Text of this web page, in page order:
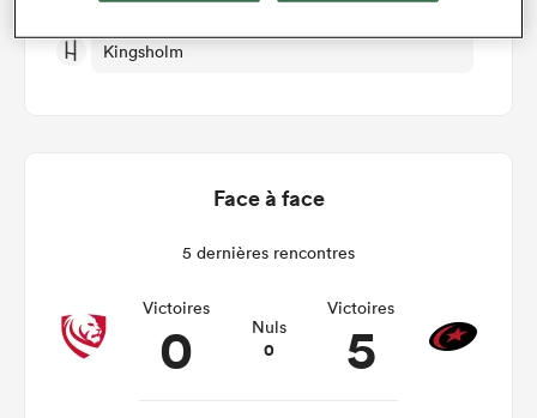
Kingsholm
Face à face
5 dernières rencontres
Victoires
0 Nuls
0
Victoires
5